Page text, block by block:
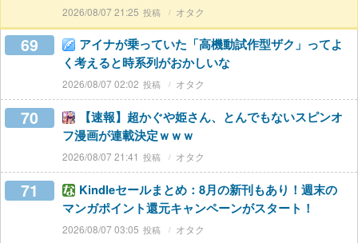
2026/08/07 21:25 オタク
69
アイナが乗っていた「高機動試作型ザク」ってよ
く考えると時系列がおかしいな
2026/08/07 02:02 オタク
70
【速報】超かぐや姫さん、とんでもないスピンオ
フ漫画が連載決定ｗｗｗ
2026/08/07 21:41 オタク
71
Kindleセールまとめ：8月の新刊もあり！週末の
マンガポイント還元キャンペーンがスタート！
2026/08/07 03:05 オタク